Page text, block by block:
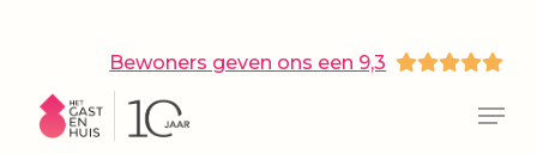
Bewoners geven ons een 9,3
Menu
Close